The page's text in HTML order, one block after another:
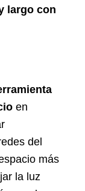
largo con
en
del
más
la luz